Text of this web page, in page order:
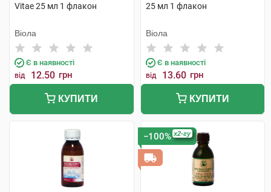
Vitae 25 мл 1 флакон
Віола
Є в наявності
від 12.50 грн
КУПИТИ
25 мл 1 флакон
Віола
Є в наявності
від 13.60 грн
КУПИТИ
−100% x2-гу